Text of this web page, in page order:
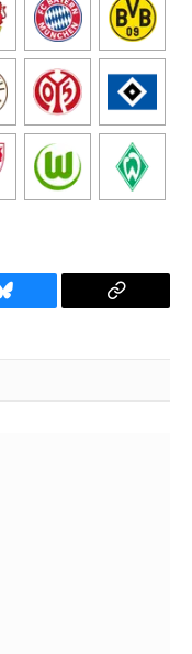
Bluesky
Copy